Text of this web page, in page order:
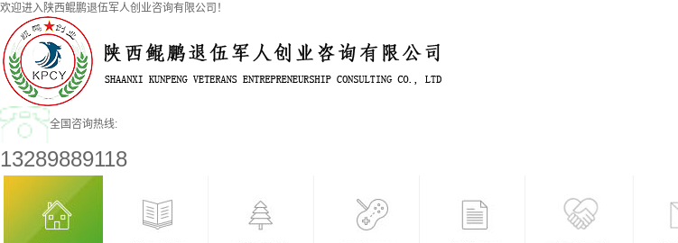
欢迎进入陕西鲲鹏退伍军人创业咨询有限公司！
全国咨询热线:
13289889118